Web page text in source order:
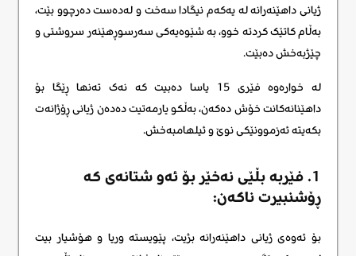
ژیانی داهێنەرانه لە یەکەم نیگادا سەخت و لەدەست دەرچوو بێت،
بەڵام کاتێک کردتە خوو، بە شێوەیەکی سەرسوڕهێنەر سروشتی و
چێژبەخش دەبێت.
لە خوارەوە فێری 15 یاسا دەبیت کە نەک تەنها ڕێگا بۆ
داهێنانەکانت خۆش دەکەن، بەڵکو یارمەتیت دەدەن ژیانی ڕۆژانەت
بکەیتە ئەزموونێکی نوێ و ئیلهامبەخش.
1. فێربە بڵێی نەخێر بۆ ئەو شتانەی کە
ڕۆشنبیرت ناکەن:
بۆ ئەوەی ژیانی داهێنەرانه بژیت، پێویستە وریا و هۆشیار بیت